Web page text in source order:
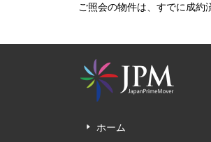
ご照会の物件は、すでに成約
ホーム